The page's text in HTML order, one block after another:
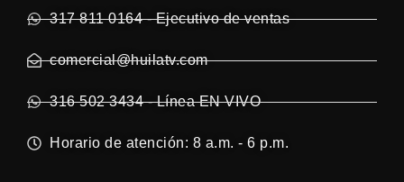
317 811 0164 - Ejecutivo de ventas
comercial@huilatv.com
316 502 3434 - Línea EN VIVO
Horario de atención: 8 a.m. - 6 p.m.